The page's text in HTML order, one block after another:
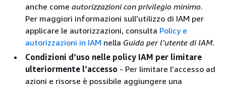
anche come autorizzazioni con privilegio minimo.
Per maggiori informazioni sull’utilizzo di IAM per
applicare le autorizzazioni, consulta Policy e
autorizzazioni in IAM nella Guida per l’utente di IAM.
Condizioni d’uso nelle policy IAM per limitare
ulteriormente l’accesso - Per limitare l’accesso ad
azioni e risorse è possibile aggiungere una